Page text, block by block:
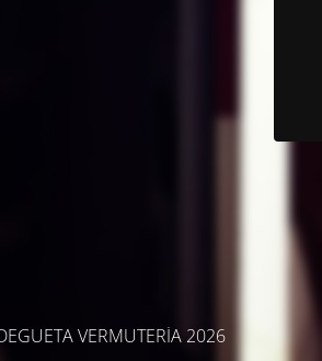
VERMUTERÍA 2026